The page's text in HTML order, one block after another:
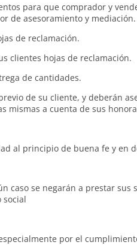
para que comprador y
de asesoramiento y mediación.
de reclamación.
clientes hojas de reclamación.
de cantidades.
de su cliente, y deberán
mismas a cuenta de sus
al principio de buena fe y
caso se negarán a prestar
social
por el